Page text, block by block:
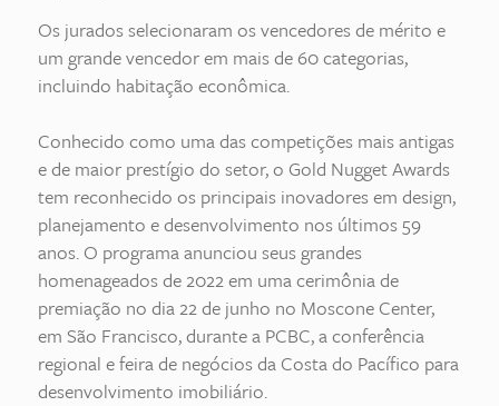
Os jurados selecionaram os vencedores de mérito e
um grande vencedor em mais de 60 categorias,
incluindo habitação econômica.
Conhecido como uma das competições mais antigas
e de maior prestígio do setor, o Gold Nugget Awards
tem reconhecido os principais inovadores em design,
planejamento e desenvolvimento nos últimos 59
anos. O programa anunciou seus grandes
homenageados de 2022 em uma cerimônia de
premiação no dia 22 de junho no Moscone Center,
em São Francisco, durante a PCBC, a conferência
regional e feira de negócios da Costa do Pacífico para
desenvolvimento imobiliário.